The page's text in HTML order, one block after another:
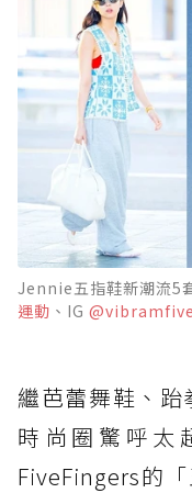
Jennie五指鞋新潮流5
運動 、IG
繼芭蕾舞鞋、跆
時尚圈驚呼太
FiveFingers的